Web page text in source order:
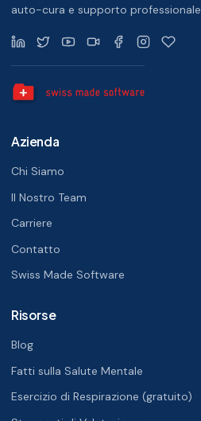
auto-cura e supporto
Azienda
Chi Siamo
Il Nostro Team
Carriere
Contatto
Swiss Made Software
Risorse
Blog
Fatti sulla Salute Mentale
Esercizio di Respirazione (gratuito)